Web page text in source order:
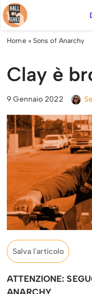
Vai
al
Home» Sons of Anarchy
Clay è
9 Gennaio 2022
Salva l'articolo
ATTENZIONE: